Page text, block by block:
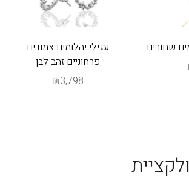
שחורים
עגילי יהלומים צמודים
פרחוניים זהב לבן
₪3,798